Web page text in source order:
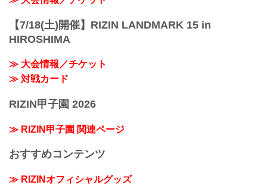
【7/18(土)開催】RIZIN LANDMARK 15 in
HIROSHIMA
≫ 大会情報／チケット
≫ 対戦カード
RIZIN甲子園 2026
≫ RIZIN甲子園 関連ページ
おすすめコンテンツ
≫ RIZINオフィシャルグッズ